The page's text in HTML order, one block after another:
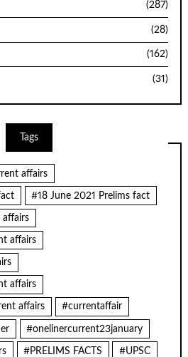
(287)
(28)
(162)
(31)
Tags
affairs
#18 June 2021 Prelims fact
affairs
affairs
affairs
affairs #currentaffair
#onelinercurrent23january
#PRELIMS FACTS #UPSC